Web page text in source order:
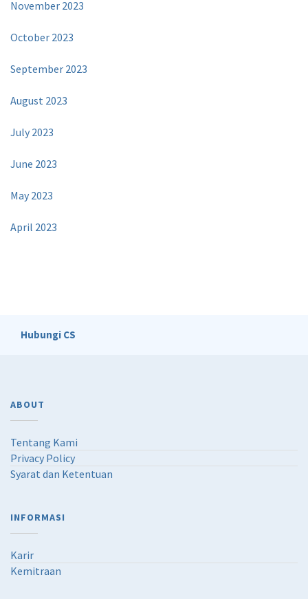
November 2023
October 2023
September 2023
August 2023
July 2023
June 2023
May 2023
April 2023
Hubungi CS
ABOUT
Tentang Kami
Privacy Policy
Syarat dan Ketentuan
INFORMASI
Karir
Kemitraan